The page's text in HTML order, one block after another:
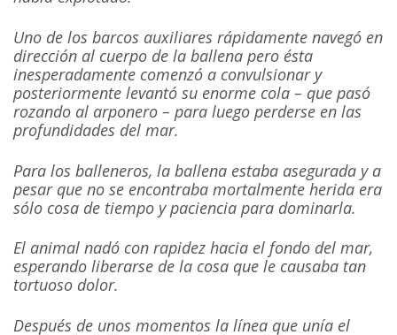
Uno de los barcos auxiliares rápidamente navegó en
dirección al cuerpo de la ballena pero ésta
inesperadamente comenzó a convulsionar y
posteriormente levantó su enorme cola – que pasó
rozando al arponero – para luego perderse en las
profundidades del mar.
Para los balleneros, la ballena estaba asegurada y a
pesar que no se encontraba mortalmente herida era
sólo cosa de tiempo y paciencia para dominarla.
El animal nadó con rapidez hacia el fondo del mar,
esperando liberarse de la cosa que le causaba tan
tortuoso dolor.
Después de unos momentos la línea que unía el